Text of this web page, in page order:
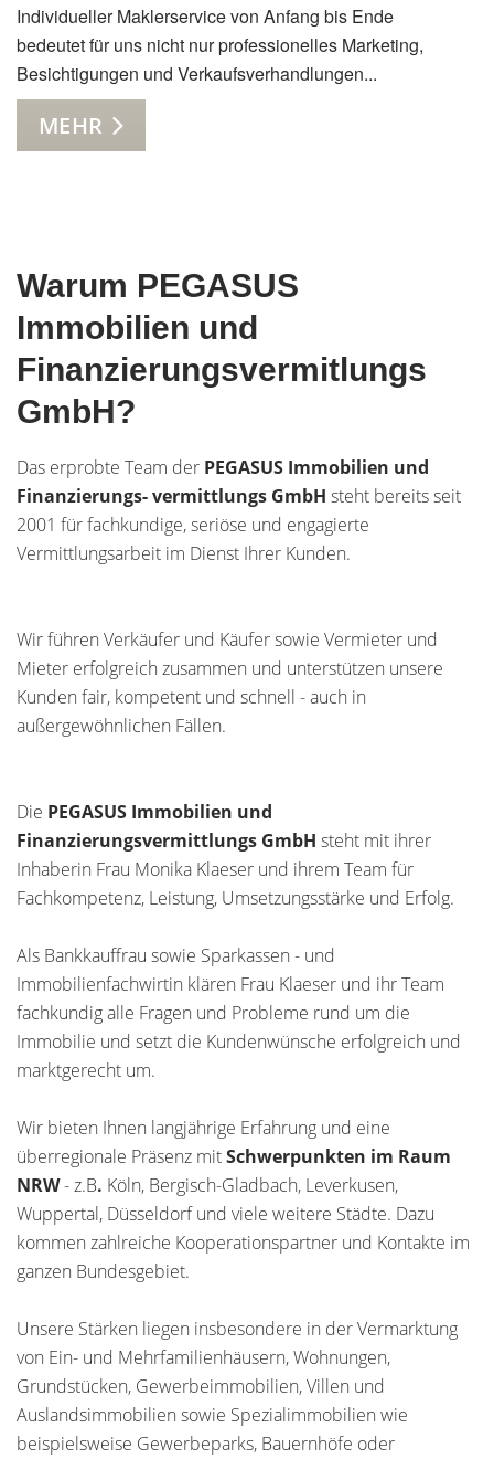
Individueller Maklerservice von Anfang bis Ende
bedeutet für uns nicht nur professionelles Marketing,
Besichtigungen und Verkaufsverhandlungen...
MEHR
Warum PEGASUS
Immobilien und
Finanzierungsvermitlungs
GmbH?
Das erprobte Team der PEGASUS Immobilien und
Finanzierungs- vermittlungs GmbH steht bereits seit
2001 für fachkundige, seriöse und engagierte
Vermittlungsarbeit im Dienst Ihrer Kunden.
Wir führen Verkäufer und Käufer sowie Vermieter und
Mieter erfolgreich zusammen und unterstützen unsere
Kunden fair, kompetent und schnell - auch in
außergewöhnlichen Fällen.
Die PEGASUS Immobilien und
Finanzierungsvermittlungs GmbH steht mit ihrer
Inhaberin Frau Monika Klaeser und ihrem Team für
Fachkompetenz, Leistung, Umsetzungsstärke und Erfolg.
Als Bankkauffrau sowie Sparkassen - und
Immobilienfachwirtin klären Frau Klaeser und ihr Team
fachkundig alle Fragen und Probleme rund um die
Immobilie und setzt die Kundenwünsche erfolgreich und
marktgerecht um.
Wir bieten Ihnen langjährige Erfahrung und eine
überregionale Präsenz mitSchwerpunkten im Raum
NRW- z.B. Köln, Bergisch-Gladbach, Leverkusen,
Wuppertal, Düsseldorf und viele weitere Städte. Dazu
kommen zahlreiche Kooperationspartner und Kontakte im
ganzen Bundesgebiet.
Unsere Stärken liegen insbesondere in der Vermarktung
von Ein- und Mehrfamilienhäusern, Wohnungen,
Grundstücken, Gewerbeimmobilien, Villen und
Auslandsimmobilien sowie Spezialimmobilien wie
beispielsweise Gewerbeparks, Bauernhöfe oder